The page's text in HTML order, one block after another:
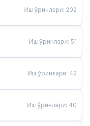
Иш ўринлари: 202
Иш ўринлари: 51
Иш ўринлари: 42
Иш ўринлари: 40